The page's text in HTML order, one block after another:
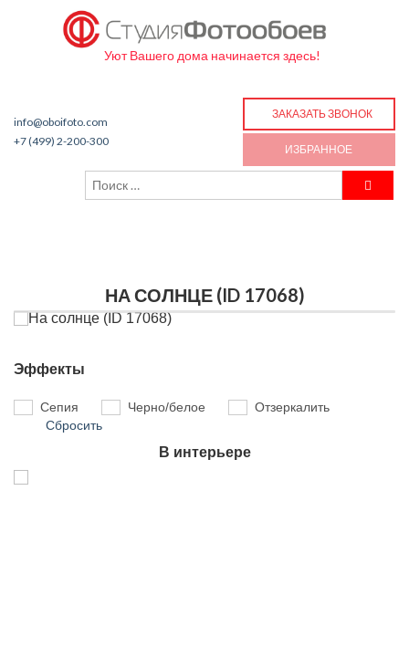
Уют Вашего дома начинается здесь!
info@oboifoto.com
+7 (499) 2-200-300
ЗАКАЗАТЬ ЗВОНОК
ИЗБРАННОЕ
НА СОЛНЦЕ (ID 17068)
Эффекты
Сепия Черно/белое
Отзеркалить
Сбросить
В интерьере